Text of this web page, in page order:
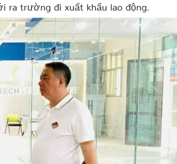
ra trường đi xuất khẩu lao động.